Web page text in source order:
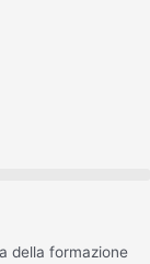
della formazione